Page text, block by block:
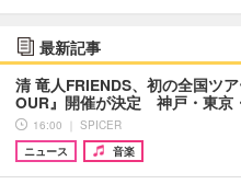
最新記事
清 竜人FRIENDS、初の全国ツ
OUR』開催が決定 神戸・東京
16:00 ｜ SPICER
ニュース
音楽